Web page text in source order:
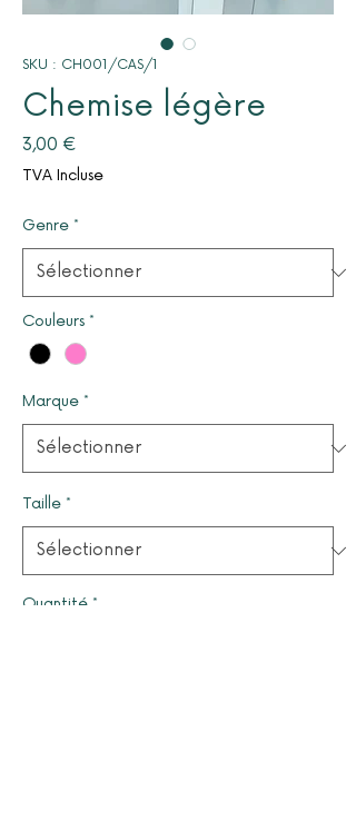
SKU : CH001/CAS/1
Chemise légère
3,00 €
TVA Incluse
Genre *
Couleurs *
Marque *
Taille *
Quantité *